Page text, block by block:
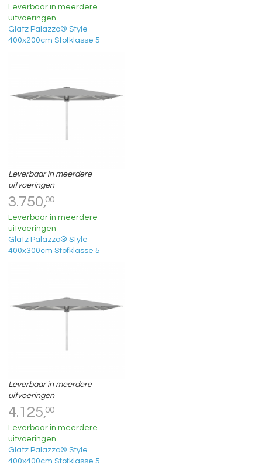
Leverbaar in meerdere
uitvoeringen
Glatz Palazzo® Style
400x200cm Stofklasse 5
Leverbaar in meerdere
uitvoeringen
3.750,00
Leverbaar in meerdere
uitvoeringen
Glatz Palazzo® Style
400x300cm Stofklasse 5
Leverbaar in meerdere
uitvoeringen
4.125,00
Leverbaar in meerdere
uitvoeringen
Glatz Palazzo® Style
400x400cm Stofklasse 5